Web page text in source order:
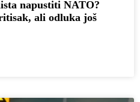
napustiti NATO?
ali odluka još